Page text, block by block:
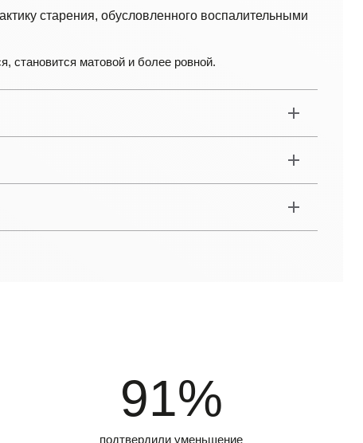
старения, обусловленного воспалительными
становится матовой и более ровной.
91%
подтвердили уменьшение